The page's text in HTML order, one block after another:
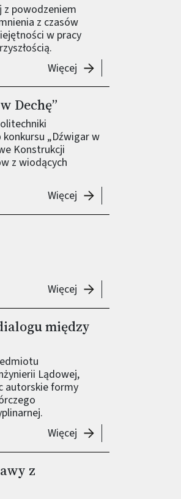
z powodzeniem
z czasów
w pracy
Więcej Absolwenci PW:
Dechę”
„Dźwigar w
Konstrukcji
z wiodących
Więcej Ogólnopolski sukces
Więcej Konkurs „Dźwigar w
między
Lądowej,
autorskie formy
Więcej Beton
z